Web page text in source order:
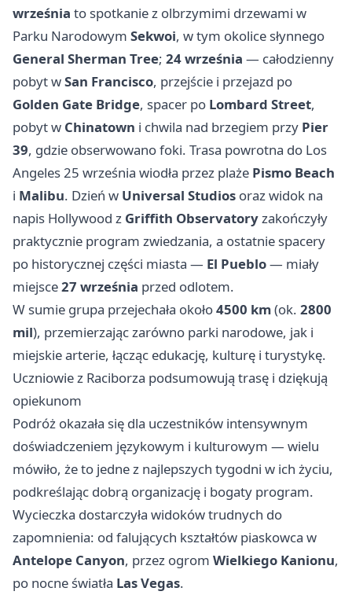
września to spotkanie z olbrzymimi drzewami w
Parku Narodowym Sekwoi, w tym okolice słynnego
General Sherman Tree; 24 września — całodzienny
pobyt wSan Francisco, przejście i przejazd po
Golden Gate Bridge, spacer po Lombard Street,
pobyt w Chinatown i chwila nad brzegiem przy Pier
39, gdzie obserwowano foki. Trasa powrotna do Los
Angeles 25 września wiodła przez plaże Pismo Beach
i Malibu. Dzień w Universal Studios oraz widok na
napis Hollywood z Griffith Observatoryzakończyły
praktycznie program zwiedzania, a ostatnie spacery
po historycznej części miasta — El Pueblo— miały
miejsce27 września przed odlotem.
W sumie grupa przejechała około4500 km(ok. 2800
mil), przemierzając zarówno parki narodowe, jak i
miejskie arterie, łącząc edukację, kulturę i turystykę.
Uczniowie z Raciborza podsumowują trasę i dziękują
opiekunom
Podróż okazała się dla uczestników intensywnym
doświadczeniem językowym i kulturowym — wielu
mówiło, że to jedne z najlepszych tygodni w ich życiu,
podkreślając dobrą organizację i bogaty program.
Wycieczka dostarczyła widoków trudnych do
zapomnienia: od falujących kształtów piaskowca w
Antelope Canyon, przez ogrom Wielkiego Kanionu,
po nocne światła Las Vegas.